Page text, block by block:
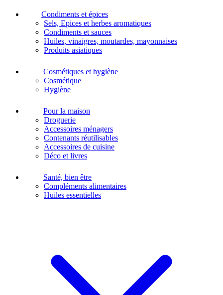
Condiments et épices
Sels, Epices et herbes aromatiques
Condiments et sauces
Huiles, vinaigres, moutardes, mayonnaises
Produits asiatiques
Cosmétiques et hygiène
Cosmétique
Hygiène
Pour la maison
Droguerie
Accessoires ménagers
Contenants réutilisables
Accessoires de cuisine
Déco et livres
Santé, bien être
Compléments alimentaires
Huiles essentielles